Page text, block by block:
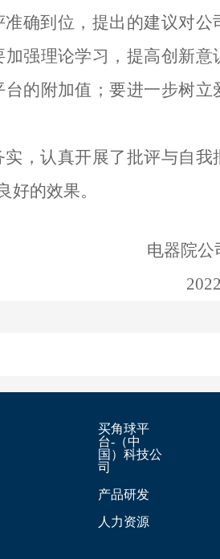
确到位 ， 提出的建议对公
加强理论学习 ， 提高创新意
台的附加值； 要进一步树立
实 ，认真开展了批评与自我
好的效果。
电器院公
买角球平
台-（中
国）科技公
司
产品研发
人力资源